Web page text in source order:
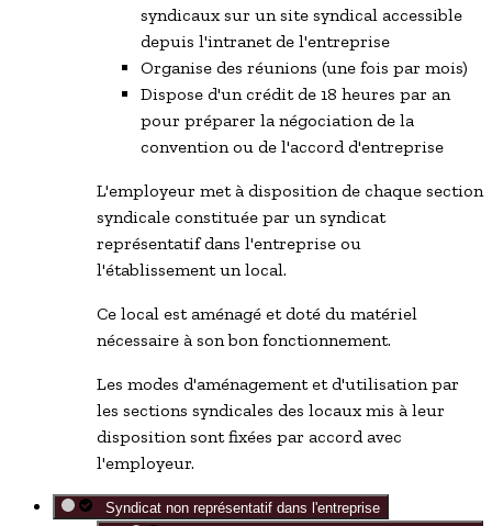
syndicaux sur un site syndical accessible
depuis l'intranet de l'entreprise
Organise des réunions (une fois par mois)
Dispose d'un crédit de 18 heures par an
pour préparer la négociation de la
convention ou de l'accord d'entreprise
L'employeur met à disposition de chaque section
syndicale constituée par un syndicat
représentatifdans l'entreprise ou
l'établissement un local.
Ce local est aménagé et doté du matériel
nécessaire à son bon fonctionnement.
Les modes d'aménagement et d'utilisation par
les sections syndicales des locaux mis à leur
disposition sont fixées par accord avec
l'employeur.
Syndicat non représentatif dans l'entreprise